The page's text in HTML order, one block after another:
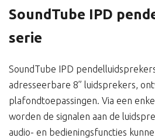
SoundTube IPD
serie
SoundTube IPD
adresseerbare 8” luidsprekers,
plafondtoepassingen. Via een
worden de signalen aan de
audio- en bedieningsfuncties